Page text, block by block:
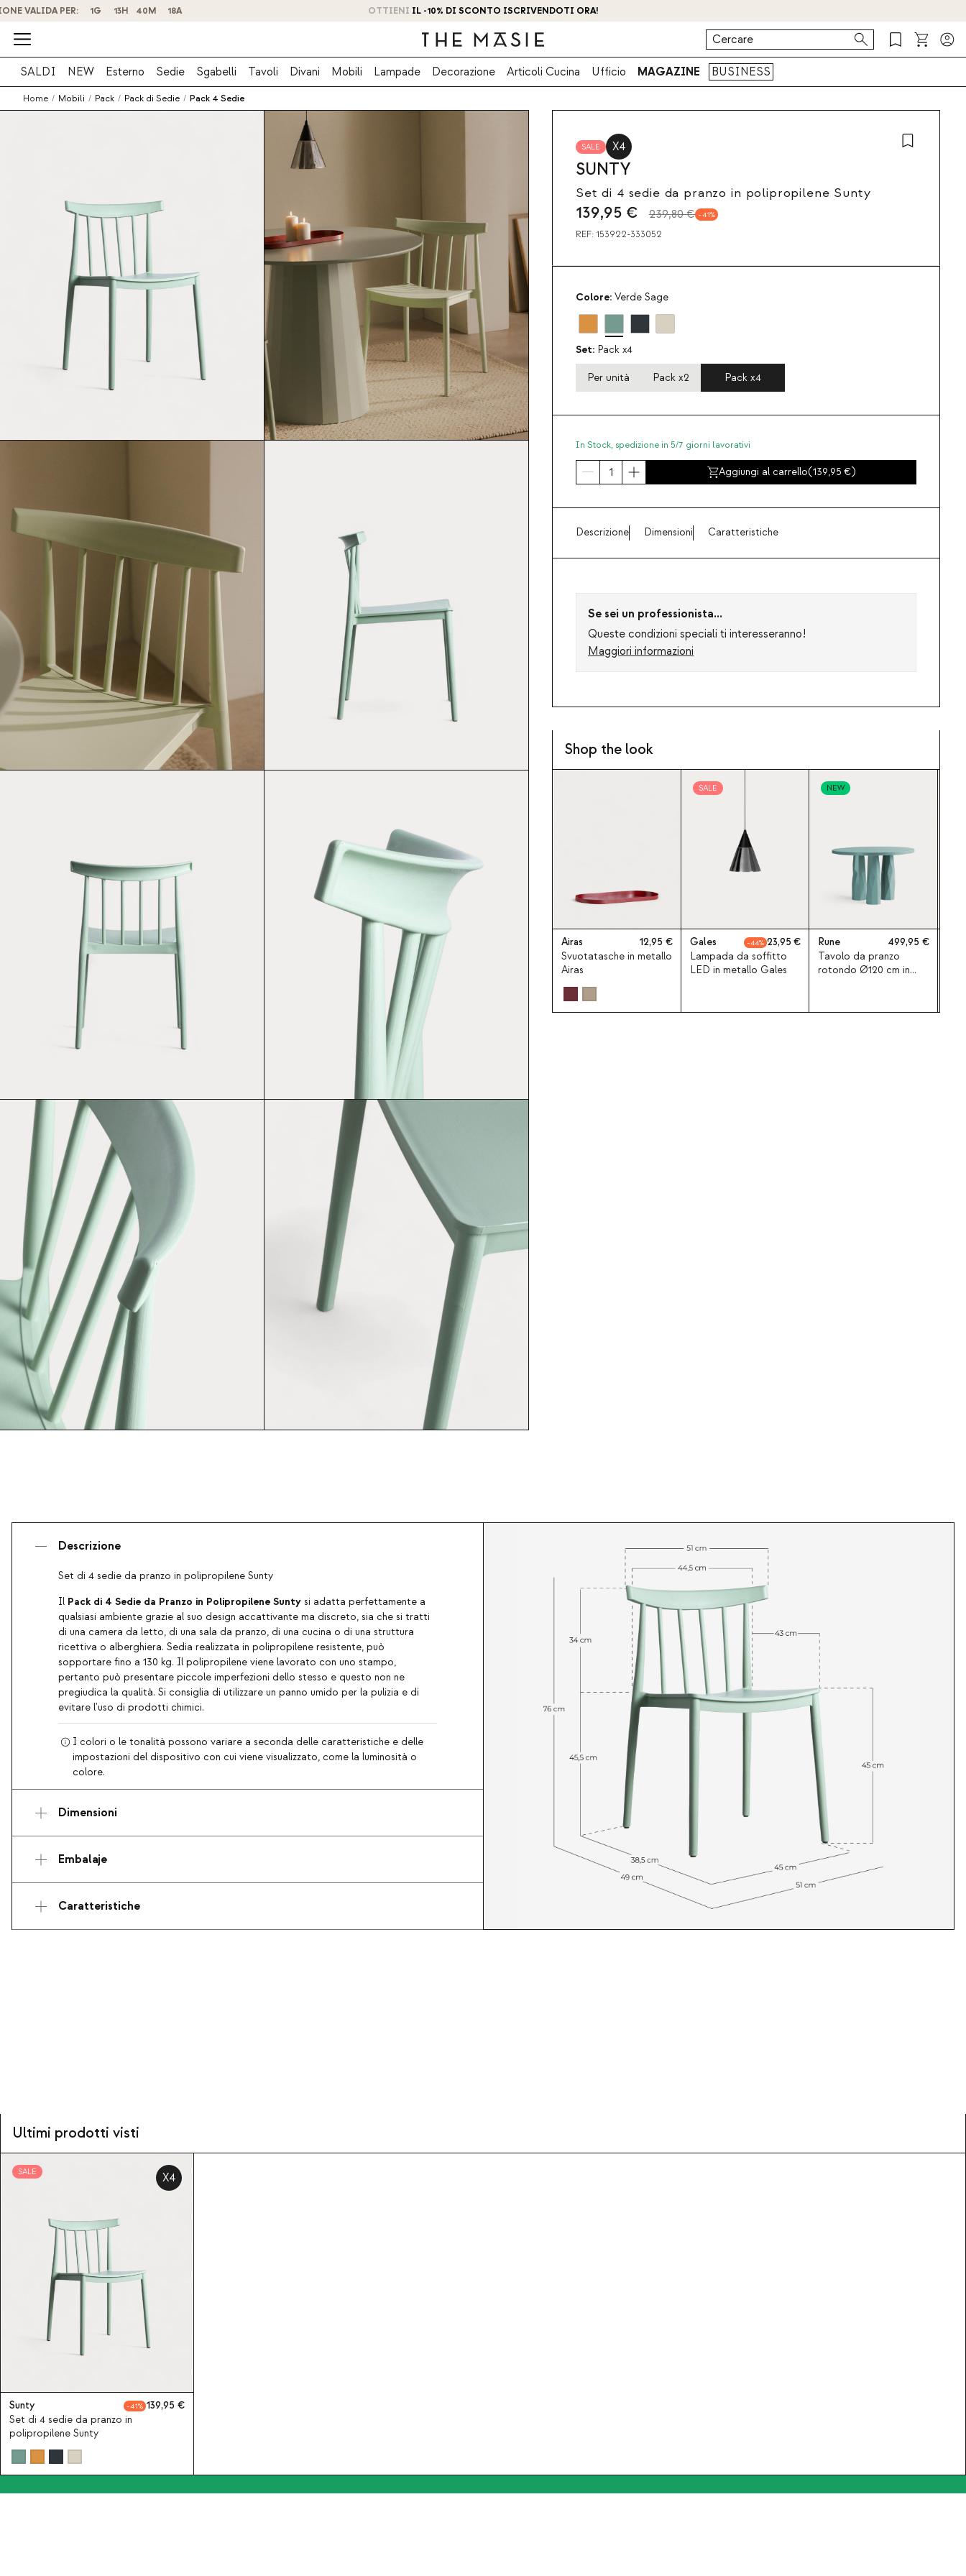
OTTIENI IL -10% DI SCONTO ISCRIVENDOTI ORA!
SALDI NEW Esterno Sedie Sgabelli Tavoli Divani Mobili Lampade Decorazione Articoli Cucina Ufficio MAGAZINE BUSINESS
Home / Mobili / Pack / Pack di Sedie / Pack 4 Sedie
SALE X4
SUNTY
Set di 4 sedie da pranzo in polipropilene Sunty
139,95 € 239,80 € 41
REF: 153922-333052
Colore: Verde Sage
Set: Pack x4
Per unità Pack x2 Pack x4
In Stock, spedizione in 5/7 giorni lavorativi
Aggiungi al carrello(139,95 )
Descrizione Dimensioni Caratteristiche
Se sei un professionista...
Queste condizioni speciali ti interesseranno!
Maggiori informazioni
Shop the look
Airas
12,95
Svuotatasche in metallo
Airas
SALE
Gales 44
23,95
Lampada da soffitto
LED in metallo Gales
NEW
Rune
499,95
Tavolo da pranzo
rotondo Ø120 cm in
Descrizione
Set di 4 sedie da pranzo in polipropilene Sunty
Il Pack di 4 Sedie da Pranzo in Polipropilene Sunty si adatta perfettamente a
qualsiasi ambiente grazie al suo design accattivante ma discreto, sia che si tratti
di una camera da letto, di una sala da pranzo, di una cucina o di una struttura
ricettiva o alberghiera. Sedia realizzata in polipropilene resistente, può
sopportare fino a 130 kg. Il polipropilene viene lavorato con uno stampo,
pertanto può presentare piccole imperfezioni dello stesso e questo non ne
pregiudica la qualità. Si consiglia di utilizzare un panno umido per la pulizia e di
evitare l'uso di prodotti chimici.
I colori o le tonalità possono variare a seconda delle caratteristiche e delle
impostazioni del dispositivo con cui viene visualizzato, come la luminosità o
colore.
Dimensioni
Embalaje
Caratteristiche
Ultimi prodotti visti
SALE X4
Sunty 41
139,95
Set di 4 sedie da pranzo in
polipropilene Sunty